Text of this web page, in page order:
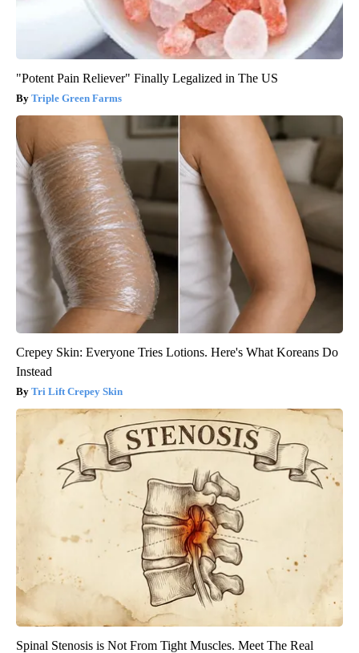
"Potent Pain Reliever" Finally Legalized in The US
Triple Green Farms
Crepey Skin: Everyone Tries Lotions. Here's What Koreans Do
Instead
Tri Lift Crepey Skin
Spinal Stenosis is Not From Tight Muscles. Meet The Real